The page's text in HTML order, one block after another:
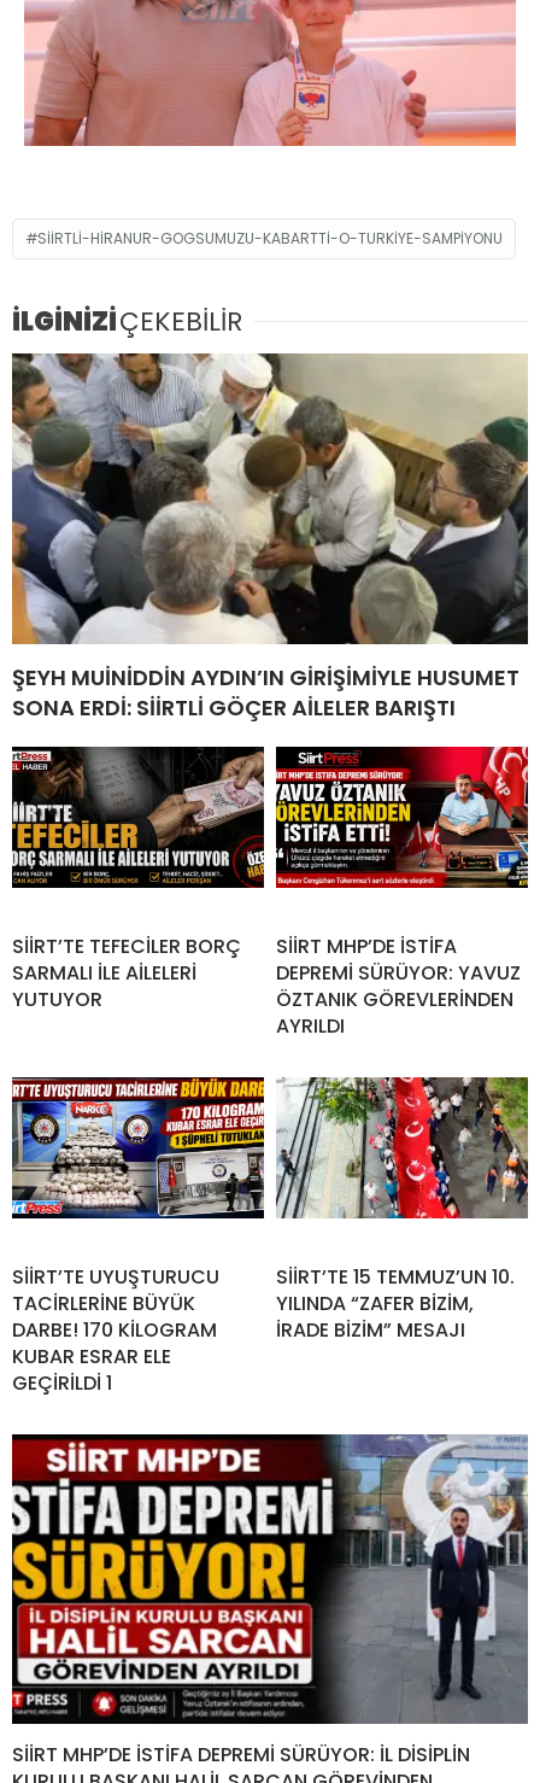
SIIRTLI-HIRANUR-GOGSUMUZU-KABARTTI-O-TURKIYE-SAMPIYONU
İLGİNİZİÇEKEBİLİR
ŞEYH MUİNİDDİN AYDIN’IN GİRİŞİMİYLE HUSUMET
SONA ERDİ: SİİRTLİ GÖÇER AİLELER BARIŞTI
SİİRT’TE TEFECİLER BORÇ
SARMALI İLE AİLELERİ
YUTUYOR
SİİRT MHP’DE İSTİFA
DEPREMİ SÜRÜYOR: YAVUZ
ÖZTANIK GÖREVLERİNDEN
AYRILDI
SİİRT’TE UYUŞTURUCU
TACİRLERİNE BÜYÜK
DARBE! 170 KİLOGRAM
KUBAR ESRAR ELE
GEÇİRİLDİ 1
SİİRT’TE 15 TEMMUZ’UN 10.
YILINDA “ZAFER BİZİM,
İRADE BİZİM” MESAJI
SİİRT MHP’DE İSTİFA DEPREMİ SÜRÜYOR: İL DİSİPLİN